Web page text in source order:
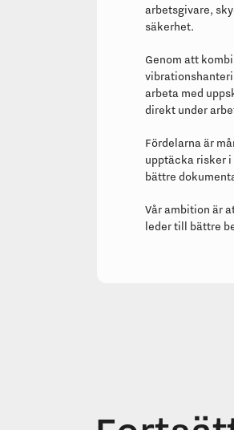
arbetsgivare,
säkerhet.
Genom att
arbeta med
direkt under
Fördelarna är
upptäcka risker i
bättre
Vår ambition är
leder till bättre